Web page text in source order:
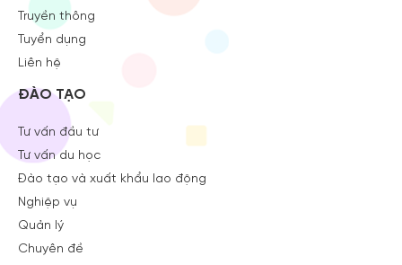
Truyền thông
Tuyển dụng
Liên hệ
ĐÀO TẠO
Tư vấn đầu tư
Tư vấn du học
Đào tạo và xuất khẩu lao động
Nghiệp vụ
Quản lý
Chuyên đề